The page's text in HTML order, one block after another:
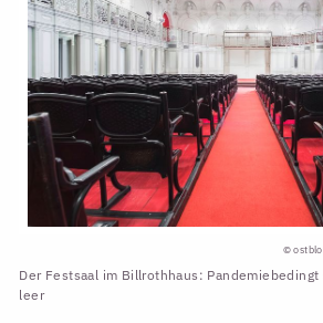
©
Der Festsaal im Billrothhaus:
leer